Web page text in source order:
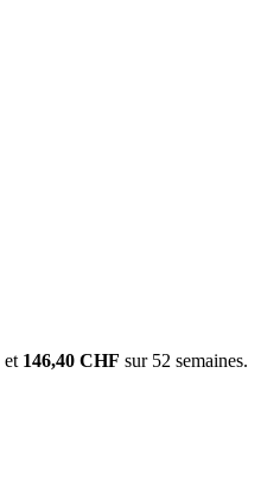
et 146,40 CHF sur 52 semaines.